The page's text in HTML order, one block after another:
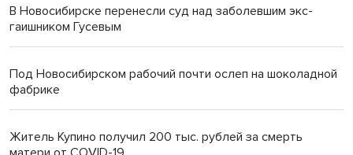
В Новосибирске перенесли суд над заболевшим экс-
гаишником Гусевым
Под Новосибирском рабочий почти ослеп на шоколадной
фабрике
Житель Купино получил 200 тыс. рублей за смерть